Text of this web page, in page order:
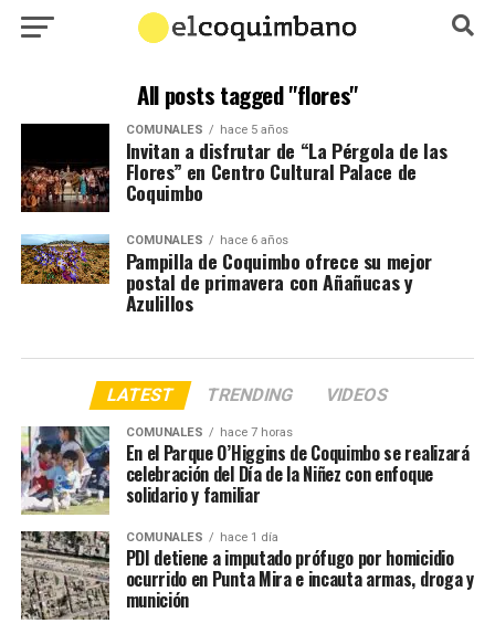
All posts tagged "flores"
COMUNALES hace 5 años
Invitan a disfrutar de “La Pérgola de las
Flores” en Centro Cultural Palace de
Coquimbo
COMUNALES hace 6 años
Pampilla de Coquimbo ofrece su mejor
postal de primavera con Añañucas y
Azulillos
LATEST TRENDING VIDEOS
COMUNALES hace 7 horas
En el Parque O’Higgins de Coquimbo se realizará
celebración del Día de la Niñez con enfoque
solidario y familiar
COMUNALES hace 1 día
PDI detiene a imputado prófugo por homicidio
ocurrido en Punta Mira e incauta armas, droga y
munición